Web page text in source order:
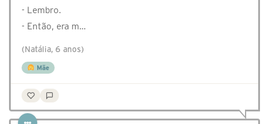
- Lembro.
- Então, era m…
(Natália, 6 anos)
Mãe